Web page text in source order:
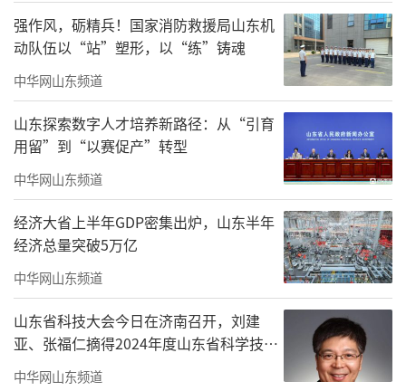
山东省儒学发展促进会副会长宋海燕
宋海燕发表讲话，她从儒学发展的角度出
发，阐述了传统文化在当今社会所承载的历史
使命和时代价值。她提到，优秀传统文化是实
现中华民族伟大复兴的思想宝库、智慧源泉，
强作风，砺精兵！国家消防救援局山东机
动队伍以“站”塑形，以“练”铸魂
中华网山东频道
山东探索数字人才培养新路径：从“引育
用留”到“以赛促产”转型
中华网山东频道
经济大省上半年GDP密集出炉，山东半年
经济总量突破5万亿
中华网山东频道
山东省科技大会今日在济南召开，刘建
亚、张福仁摘得2024年度山东省科学技术
奖最高奖！
中华网山东频道